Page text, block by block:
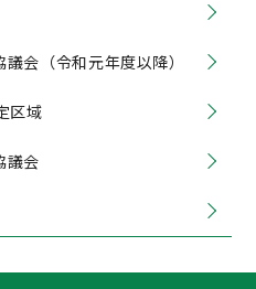
会（令和元年度以降）
区域
議会